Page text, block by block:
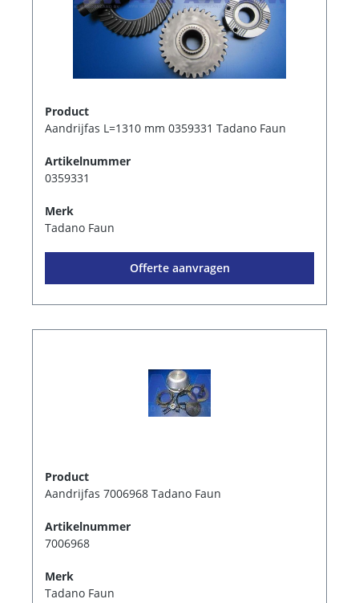
Product
Aandrijfas L=1310 mm 0359331 Tadano Faun
Artikelnummer
0359331
Merk
Tadano Faun
Offerte aanvragen
Product
Aandrijfas 7006968 Tadano Faun
Artikelnummer
7006968
Merk
Tadano Faun